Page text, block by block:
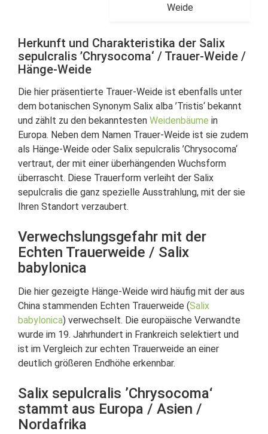
Weide
Herkunft und Charakteristika der Salix
sepulcralis ’Chrysocoma‘ / Trauer-Weide /
Hänge-Weide
Die hier präsentierte Trauer-Weide ist ebenfalls unter
dem botanischen Synonym Salix alba ’Tristis‘ bekannt
und zählt zu den bekanntesten Weidenbäume in
Europa. Neben dem Namen Trauer-Weide ist sie zudem
als Hänge-Weide oder Salix sepulcralis ’Chrysocoma‘
vertraut, der mit einer überhängenden Wuchsform
überrascht. Diese Trauerform verleiht der Salix
sepulcralis die ganz spezielle Ausstrahlung, mit der sie
Ihren Standort verzaubert.
Verwechslungsgefahr mit der
Echten Trauerweide / Salix
babylonica
Die hier gezeigte Hänge-Weide wird häufig mit der aus
China stammenden Echten Trauerweide (Salix
babylonica) verwechselt. Die europäische Verwandte
wurde im 19. Jahrhundert in Frankreich selektiert und
ist im Vergleich zur echten Trauerweide an einer
deutlich größeren Endhöhe erkennbar.
Salix sepulcralis ’Chrysocoma‘
stammt aus Europa / Asien /
Nordafrika